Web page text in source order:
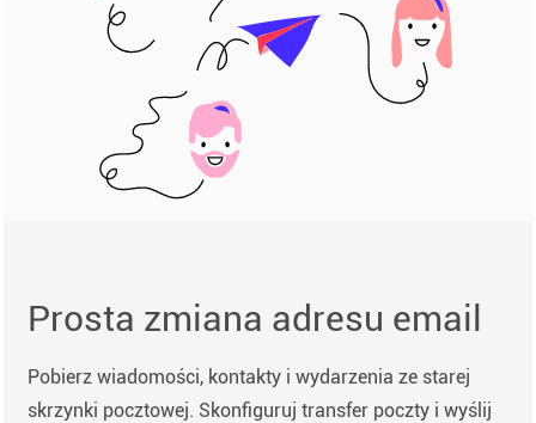
Prosta zmiana adresu email
Pobierz wiadomości, kontakty i wydarzenia ze starej
skrzynki pocztowej. Skonfiguruj transfer poczty i wyślij